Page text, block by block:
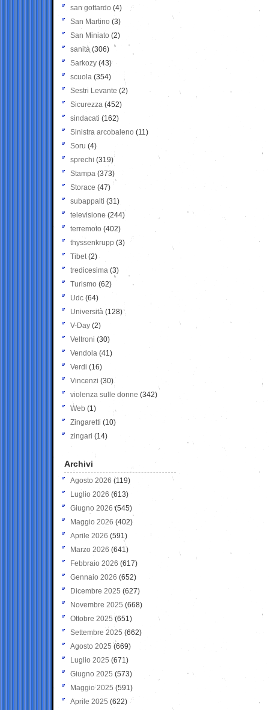
san gottardo (4)
San Martino (3)
San Miniato (2)
sanità (306)
Sarkozy (43)
scuola (354)
Sestri Levante (2)
Sicurezza (452)
sindacati (162)
Sinistra arcobaleno (11)
Soru (4)
sprechi (319)
Stampa (373)
Storace (47)
subappalti (31)
televisione(244)
terremoto (402)
thyssenkrupp (3)
Tibet(2)
tredicesima (3)
Turismo (62)
Udc (64)
Università (128)
V-Day (2)
Veltroni (30)
Vendola (41)
Verdi (16)
Vincenzi (30)
violenza sulle donne (342)
Web (1)
Zingaretti (10)
zingari (14)
Archivi
Agosto 2026 (119)
Luglio 2026 (613)
Giugno 2026 (545)
Maggio 2026 (402)
Aprile 2026 (591)
Marzo 2026 (641)
Febbraio 2026 (617)
Gennaio 2026 (652)
Dicembre 2025 (627)
Novembre 2025 (668)
Ottobre 2025 (651)
Settembre 2025 (662)
Agosto 2025 (669)
Luglio 2025 (671)
Giugno 2025 (573)
Maggio 2025 (591)
Aprile 2025 (622)